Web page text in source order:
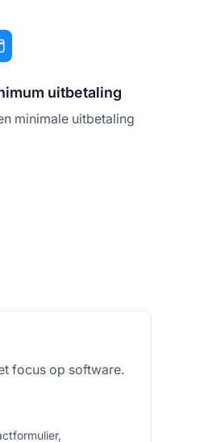
uitbetaling
minimale uitbetaling
focus op software.